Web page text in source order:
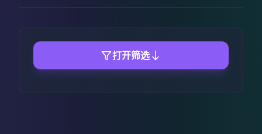
卡多兰幻境2地图存档下载
地图，更是一次对玩家容错率更为友好
的冒险之旅。
打开筛选